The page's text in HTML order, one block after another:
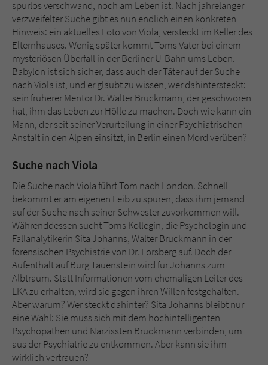
spurlos verschwand, noch am Leben ist. Nach jahrelanger
verzweifelter Suche gibt es nun endlich einen konkreten
Hinweis: ein aktuelles Foto von Viola, versteckt im Keller des
Elternhauses. Wenig später kommt Toms Vater bei einem
mysteriösen Überfall in der Berliner U-Bahn ums Leben.
Babylon ist sich sicher, dass auch der Täter auf der Suche
nach Viola ist, und er glaubt zu wissen, wer dahintersteckt:
sein früherer Mentor Dr. Walter Bruckmann, der geschworen
hat, ihm das Leben zur Hölle zu machen. Doch wie kann ein
Mann, der seit seiner Verurteilung in einer Psychiatrischen
Anstalt in den Alpen einsitzt, in Berlin einen Mord verüben?
Suche nach Viola
Die Suche nach Viola führt Tom nach London. Schnell
bekommt er am eigenen Leib zu spüren, dass ihm jemand
auf der Suche nach seiner Schwester zuvorkommen will.
Währenddessen sucht Toms Kollegin, die Psychologin und
Fallanalytikerin Sita Johanns, Walter Bruckmann in der
forensischen Psychiatrie von Dr. Forsberg auf. Doch der
Aufenthalt auf Burg Tauenstein wird für Johanns zum
Albtraum. Statt Informationen vom ehemaligen Leiter des
LKA zu erhalten, wird sie gegen ihren Willen festgehalten.
Aber warum? Wer steckt dahinter? Sita Johanns bleibt nur
eine Wahl: Sie muss sich mit dem hochintelligenten
Psychopathen und Narzissten Bruckmann verbinden, um
aus der Psychiatrie zu entkommen. Aber kann sie ihm
wirklich vertrauen?
Sicherheitscode des Kontaktformulars zu
überprüfen.